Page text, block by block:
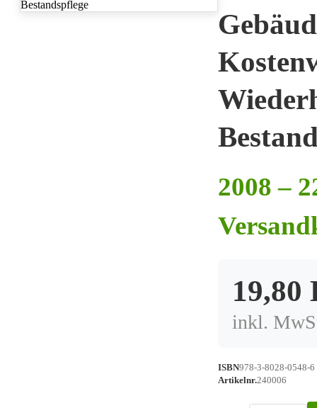
2008 –
19,80
inkl.
ISBN978-3-8028-0548-6
Artikelnr.240006